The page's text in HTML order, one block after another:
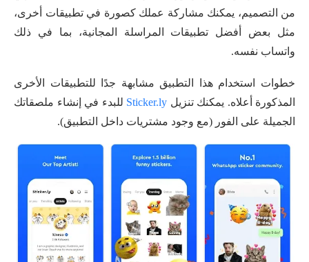
من التصميم، يمكنك مشاركة عملك كصورة في تطبيقات أخرى،
مثل بعض أفضل تطبيقات المراسلة المجانية، بما في ذلك
واتساب نفسه.
خطوات استخدام هذا التطبيق مشابهة جدًا للتطبيقات الأخرى
المذكورة أعلاه. يمكنك تنزيل Sticker.ly للبدء في إنشاء ملصقاتك
الجميلة على الفور (مع وجود مشتريات داخل التطبيق).